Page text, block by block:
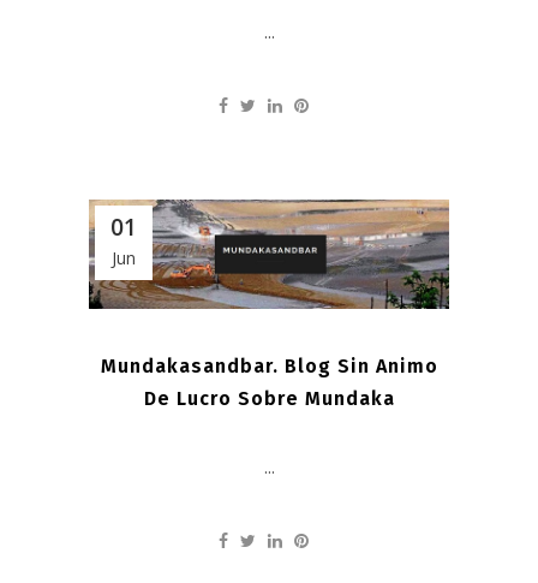
...
01
Jun
Mundakasandbar. Blog Sin Animo
De Lucro Sobre Mundaka
...